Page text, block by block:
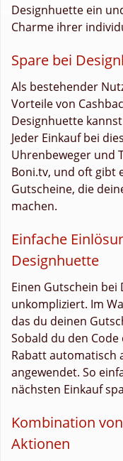
Designhuette ein
Charme ihrer
Spare bei
Als bestehender
Vorteile von
Designhuette
Jeder Einkauf bei
Uhrenbeweger und
Boni.tv, und oft gibt
Gutscheine, die
machen.
Einfache
Designhuette
Einen Gutschein
unkompliziert. Im
das du deinen
Sobald du den
Rabatt automatisch
angewendet. So
nächsten Einkauf
Kombination
Aktionen